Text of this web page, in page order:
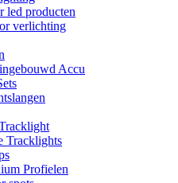
led producten
verlichting
Accu
Tracklights
Profielen